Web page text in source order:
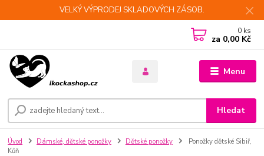
VELKÝ VÝPRODEJ SKLADOVÝCH ZÁSOB.
Menu
Hledat
0 ks
za 0,00 Kč
Úvod Dámské, dětské ponožky Dětské ponožky
Ponožky dětské Sibiř,
Kůň